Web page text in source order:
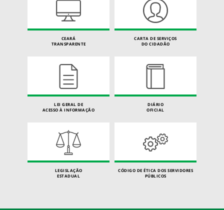
CEARÁ
TRANSPARENTE
CARTA DE SERVIÇOS
DO CIDADÃO
LEI GERAL DE
ACESSO À INFORMAÇÃO
DIÁRIO
OFICIAL
LEGISLAÇÃO
ESTADUAL
CÓDIGO DE ÉTICA DOS SERVIDORES
PÚBLICOS